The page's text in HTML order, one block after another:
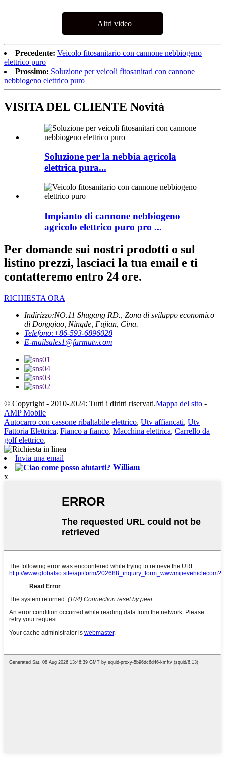
Altri video
Precedente: Veicolo fitosanitario con cannone nebbiogeno
elettrico puro
Prossimo: Soluzione per veicoli fitosanitari con cannone
nebbiogeno elettrico puro
VISITA DEL CLIENTE Novità
Soluzione per la nebbia agricola
elettrica pura...
Impianto di cannone nebbiogeno
agricolo elettrico puro pro ...
Per domande sui nostri prodotti o sul
listino prezzi, lasciaci la tua email e ti
contatteremo entro 24 ore.
RICHIESTA ORA
Indirizzo:NO.11 Shugang RD., Zona di sviluppo economico
di Dongqiao, Ningde, Fujian, Cina.
Telefono:+86-593-6896028
E-mailsales1@farmutv.com
© Copyright - 2010-2024: Tutti i diritti riservati.Mappa del sito -
AMP Mobile
Autocarro con cassone ribaltabile elettrico, Utv affiancati, Utv
Fattoria Elettrica, Fianco a fianco, Macchina elettrica, Carrello da
golf elettrico,
Invia una email
William
x